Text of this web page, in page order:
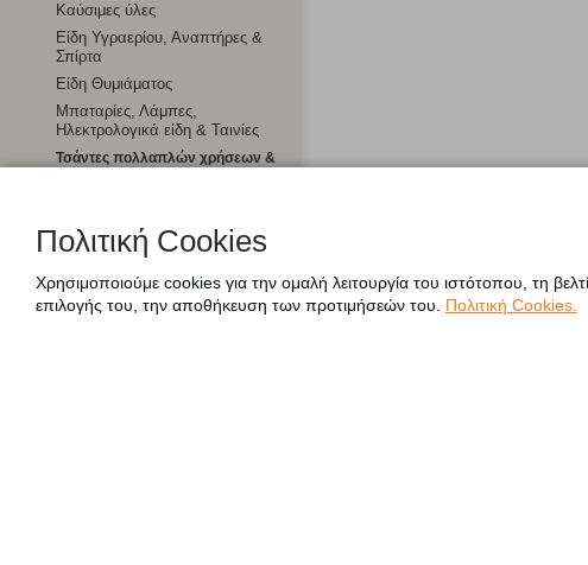
Καύσιμες ύλες
Είδη Υγραερίου, Αναπτήρες &
Σπίρτα
Είδη Θυμιάματος
Μπαταρίες, Λάμπες,
Ηλεκτρολογικά είδη & Ταινίες
Τσάντες πολλαπλών χρήσεων &
Χαρτοπωλείο
Πολιτική Cookies
Χρησιμοποιούμε cookies για την ομαλή λειτουργία του ιστότοπου, τη
επιλογής του, την αποθήκευση των προτιμήσεών του.
Πολιτική Cookies.